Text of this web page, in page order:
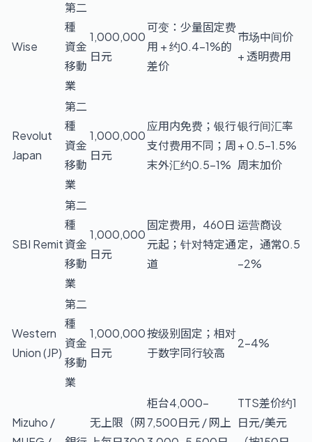
Wise
第二
種
資金
移動
業
1,000,000
日元
可变：少量固定费
用 + 约0.4–1%的
差价
市场中间价
+ 透明费用
Revolut
Japan
第二
種
資金
移動
業
1,000,000
日元
应用内免费；银行
支付费用不同；周
末外汇约0.5–1%
银行间汇率
+ 0.5–1.5%
周末加价
SBI Remit
第二
種
資金
移動
業
1,000,000
日元
固定费用，460日
元起；针对特定通
道
运营商设
定，通常0.5
–2%
Western
Union (JP)
第二
種
資金
移動
業
1,000,000
日元
按级别固定；相对
于数字同行较高
2–4%
Mizuho /
无上限（网
柜台4,000–
7,500日元 / 网上
TTS差价约1
日元/美元